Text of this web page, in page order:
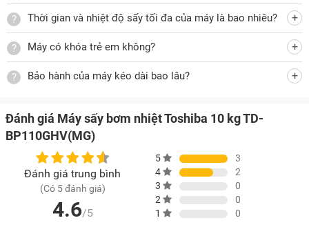
Ngăn ngừa dị ứng và bảo vệ làn da nhạy cảm
Công nghệ này đặc biệt hữu ích với trẻ nhỏ, người già hoặc
người có da nhạy cảm, giúp quần áo sau khi sấy không chỉ
Chế độ chống nhăn Anti-Crease – Quần áo phẳng phiu hơn
Sau khi chu trình sấy kết thúc, máy tiếp tục xoay nhẹ lồng
sấy theo định kỳ để ngăn chặn quần áo bị nhăn do để lâu
không lấy ra. Chế độ Anti-Crease giúp:
Giảm xoắn rối, nếp gấp
Thời gian và nhiệt độ sấy tối đa của máy là bao nhiêu?
Máy có khóa trẻ em không?
Bảo hành của máy kéo dài bao lâu?
Đánh giá Máy sấy bơm nhiệt Toshiba 10 kg TD-
BP110GHV(MG)
Đánh giá trung bình
(Có 5 đánh giá)
4.6/5
5
3
4
2
3
0
2
0
1
0